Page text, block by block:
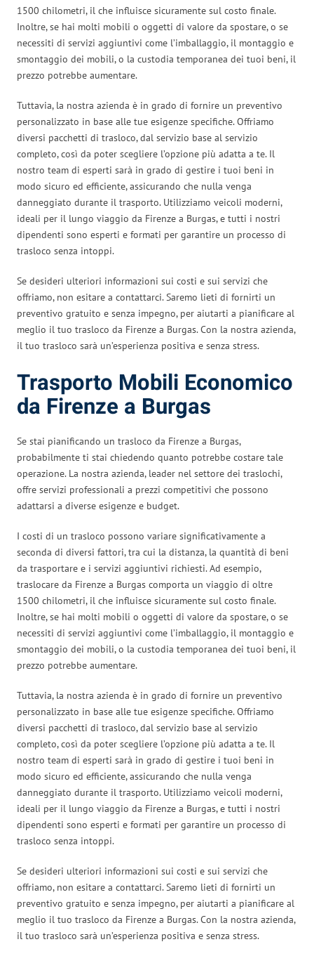
1500 chilometri, il che influisce sicuramente sul costo finale.
Inoltre, se hai molti mobili o oggetti di valore da spostare, o se
necessiti di servizi aggiuntivi come l’imballaggio, il montaggio e
smontaggio dei mobili, o la custodia temporanea dei tuoi beni, il
prezzo potrebbe aumentare.
Tuttavia, la nostra azienda è in grado di fornire un preventivo
personalizzato in base alle tue esigenze specifiche. Offriamo
diversi pacchetti di trasloco, dal servizio base al servizio
completo, così da poter scegliere l’opzione più adatta a te. Il
nostro team di esperti sarà in grado di gestire i tuoi beni in
modo sicuro ed efficiente, assicurando che nulla venga
danneggiato durante il trasporto. Utilizziamo veicoli moderni,
ideali per il lungo viaggio da Firenze a Burgas, e tutti i nostri
dipendenti sono esperti e formati per garantire un processo di
trasloco senza intoppi.
Se desideri ulteriori informazioni sui costi e sui servizi che
offriamo, non esitare a contattarci. Saremo lieti di fornirti un
preventivo gratuito e senza impegno, per aiutarti a pianificare al
meglio il tuo trasloco da Firenze a Burgas. Con la nostra azienda,
il tuo trasloco sarà un’esperienza positiva e senza stress.
Trasporto Mobili Economico
da Firenze a Burgas
Se stai pianificando un trasloco da Firenze a Burgas,
probabilmente ti stai chiedendo quanto potrebbe costare tale
operazione. La nostra azienda, leader nel settore dei traslochi,
offre servizi professionali a prezzi competitivi che possono
adattarsi a diverse esigenze e budget.
I costi di un trasloco possono variare significativamente a
seconda di diversi fattori, tra cui la distanza, la quantità di beni
da trasportare e i servizi aggiuntivi richiesti. Ad esempio,
traslocare da Firenze a Burgas comporta un viaggio di oltre
1500 chilometri, il che influisce sicuramente sul costo finale.
Inoltre, se hai molti mobili o oggetti di valore da spostare, o se
necessiti di servizi aggiuntivi come l’imballaggio, il montaggio e
smontaggio dei mobili, o la custodia temporanea dei tuoi beni, il
prezzo potrebbe aumentare.
Tuttavia, la nostra azienda è in grado di fornire un preventivo
personalizzato in base alle tue esigenze specifiche. Offriamo
diversi pacchetti di trasloco, dal servizio base al servizio
completo, così da poter scegliere l’opzione più adatta a te. Il
nostro team di esperti sarà in grado di gestire i tuoi beni in
modo sicuro ed efficiente, assicurando che nulla venga
danneggiato durante il trasporto. Utilizziamo veicoli moderni,
ideali per il lungo viaggio da Firenze a Burgas, e tutti i nostri
dipendenti sono esperti e formati per garantire un processo di
trasloco senza intoppi.
Se desideri ulteriori informazioni sui costi e sui servizi che
offriamo, non esitare a contattarci. Saremo lieti di fornirti un
preventivo gratuito e senza impegno, per aiutarti a pianificare al
meglio il tuo trasloco da Firenze a Burgas. Con la nostra azienda,
il tuo trasloco sarà un’esperienza positiva e senza stress.